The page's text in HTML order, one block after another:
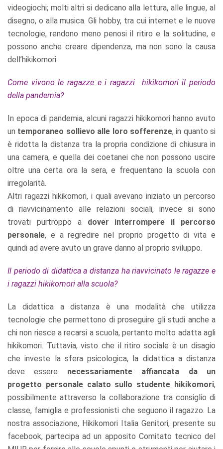
videogiochi; molti altri si dedicano alla lettura, alle lingue, al
disegno, o alla musica. Gli hobby, tra cui internet e le nuove
tecnologie, rendono meno penosi il ritiro e la solitudine, e
possono anche creare dipendenza, ma non sono la causa
dell’hikikomori.
Come vivono le ragazze e i ragazzi hikikomori il periodo
della pandemia?
In epoca di pandemia, alcuni ragazzi hikikomori hanno avuto
un temporaneo sollievo alle loro sofferenze, in quanto si
è ridotta la distanza tra la propria condizione di chiusura in
una camera, e quella dei coetanei che non possono uscire
oltre una certa ora la sera, e frequentano la scuola con
irregolarità.
Altri ragazzi hikikomori, i quali avevano iniziato un percorso
di riavvicinamento alle relazioni sociali, invece si sono
trovati purtroppo a dover interrompere il percorso
personale, e a regredire nel proprio progetto di vita e
quindi ad avere avuto un grave danno al proprio sviluppo.
Il periodo di didattica a distanza ha riavvicinato le ragazze e
i ragazzi hikikomori alla scuola?
La didattica a distanza è una modalità che utilizza
tecnologie che permettono di proseguire gli studi anche a
chi non riesce a recarsi a scuola, pertanto molto adatta agli
hikikomori. Tuttavia, visto che il ritiro sociale è un disagio
che investe la sfera psicologica, la didattica a distanza
deve essere necessariamente affiancata da un
progetto personale calato sullo studente hikikomori,
possibilmente attraverso la collaborazione tra consiglio di
classe, famiglia e professionisti che seguono il ragazzo. La
nostra associazione, Hikikomori Italia Genitori, presente su
facebook, partecipa ad un apposito Comitato tecnico del